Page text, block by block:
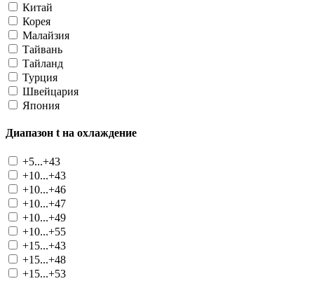
Китай
Корея
Малайзия
Тайвань
Тайланд
Турция
Швейцария
Япония
Диапазон t на охлаждение
+5...+43
+10...+43
+10...+46
+10...+47
+10...+49
+10...+55
+15...+43
+15...+48
+15...+53